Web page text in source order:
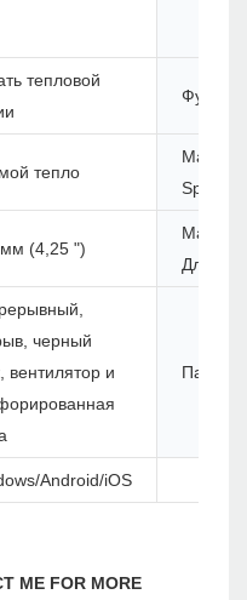
тепловой
тепло
Speed:
(4,25 ")
Длина:
черный
вентилятор и
Память:
Android/iOS